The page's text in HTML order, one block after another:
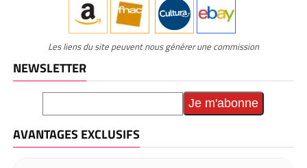
Les liens du site peuvent nous générer une commission
NEWSLETTER
AVANTAGES EXCLUSIFS